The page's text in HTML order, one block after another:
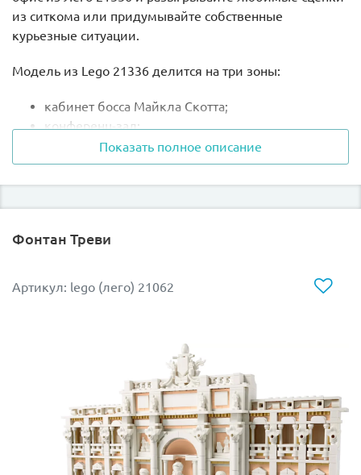
из ситкома или придумывайте собственные
курьезные ситуации.
Модель из Lego 21336 делится на три зоны:
кабинет босса Майкла Скотта;
конференц-зал;
приемная и рабочие места сотрудников в
большом общем пространстве.
офисную жизнь. Здесь вы найдете: чайник Джима,
Майкла, спрятанное оружие Дуайта, горшочек чили
Кевина, желатиновый степлер и кружку “Лучший в
Подарите этот конструктор фанату сериала или
пополните свою коллекцию инсталляций из Лего,
разыгрывайте веселые сценки ситкома или просто
любуйтесь своим творением.
В набор входят 15 минифигурок: Майкл Скотт, Дуайт
Шрут, Джим Халперт, Пэм Бизли, Райан Ховард,
Показать полное описание
Фонтан Треви
Артикул: lego (лего) 21062